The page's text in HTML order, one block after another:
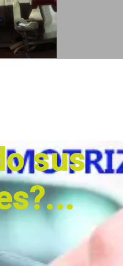
sus